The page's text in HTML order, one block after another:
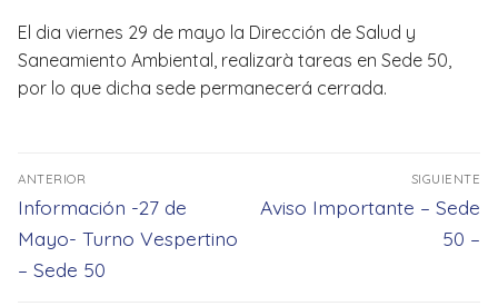
El dia viernes 29 de mayo la Dirección de Salud y
Saneamiento Ambiental, realizarà tareas en Sede 50,
por lo que dicha sede permanecerá cerrada.
Navegación
de
entradas
ANTERIOR
Entrada
anterior:
Información -27 de
Mayo- Turno Vespertino
– Sede 50
SIGUIENTE
Entrada
Aviso Importante – Sede
50 –